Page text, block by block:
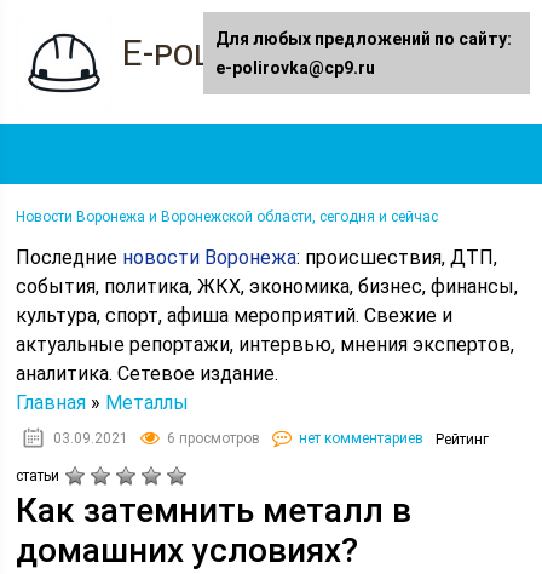
E-polirovka.ru
Новости Воронежа и Воронежской области, сегодня и сейчас
Последние новости Воронежа: происшествия, ДТП,
события, политика, ЖКХ, экономика, бизнес, финансы,
культура, спорт, афиша мероприятий. Свежие и
актуальные репортажи, интервью, мнения экспертов,
аналитика. Сетевое издание.
Главная » Металлы
03.09.2021 6 просмотров нет комментариев Рейтинг
статьи
Как затемнить металл в
домашних условиях?
Для любых предложений по сайту:
e-polirovka@cp9.ru